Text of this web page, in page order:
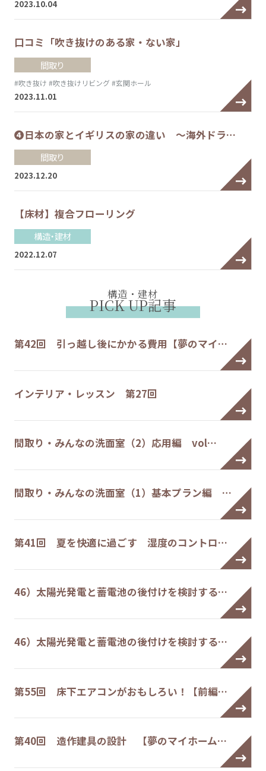
2023.10.04
口コミ「吹き抜けのある家・ない家」
間取り
#吹き抜け #吹き抜けリビング #玄関ホール
2023.11.01
❹日本の家とイギリスの家の違い ～海外ドラ…
間取り
2023.12.20
【床材】複合フローリング
構造・建材
2022.12.07
構造・建材
PICK UP記事
第42回 引っ越し後にかかる費用【夢のマイ…
インテリア・レッスン 第27回
間取り・みんなの洗面室（2）応用編 vol…
間取り・みんなの洗面室（1）基本プラン編 …
第41回 夏を快適に過ごす 湿度のコントロ…
46）太陽光発電と蓄電池の後付けを検討する…
46）太陽光発電と蓄電池の後付けを検討する…
第55回 床下エアコンがおもしろい！【前編…
第40回 造作建具の設計 【夢のマイホーム…